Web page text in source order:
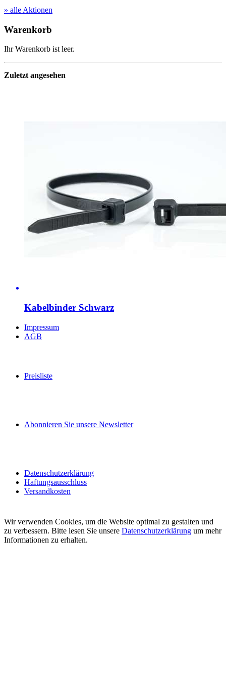
» alle Aktionen
Warenkorb
Ihr Warenkorb ist leer.
Zuletzt angesehen
Kabelbinder Schwarz
Impressum
AGB
Preisliste
Abonnieren Sie unsere Newsletter
Datenschutzerklärung
Haftungsausschluss
Versandkosten
Wir verwenden Cookies, um die Website optimal zu gestalten und
zu verbessern. Bitte lesen Sie unsere Datenschutzerklärung um mehr
Informationen zu erhalten.